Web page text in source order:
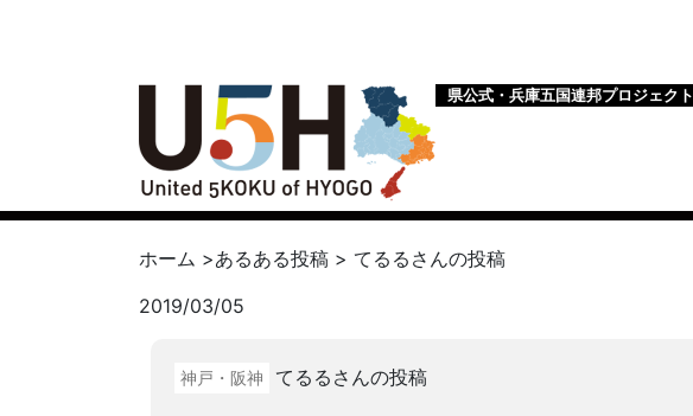
県公式・兵庫五国連邦プロジェクト
ホーム >あるある投稿 > てるる さんの投稿
2019/03/05
神戸・阪神 てるるさんの投稿